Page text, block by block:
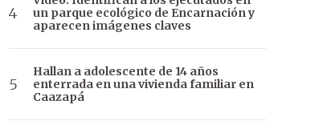
un parque ecológico de Encarnación y
aparecen imágenes claves
Hallan a adolescente de 14 años
enterrada en una vivienda familiar en
Caazapá